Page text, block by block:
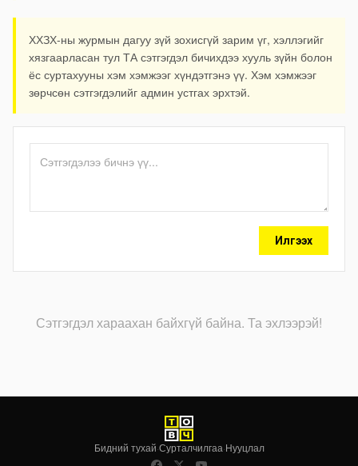
ХХЗХ-ны журмын дагуу зүй зохисгүй зарим үг, хэллэгийг
хязгаарласан тул ТА сэтгэгдэл бичихдээ хууль зүйн болон
ёс суртахууны хэм хэмжээг хүндэтгэнэ үү. Хэм хэмжээг
зөрчсөн сэтгэгдэлийг админ устгах эрхтэй.
Илгээх
Сэтгэгдэл хараахан байхгүй байна. Та эхлээрэй!
Бидний тухай·Сурталчилгаа·Нууцлал